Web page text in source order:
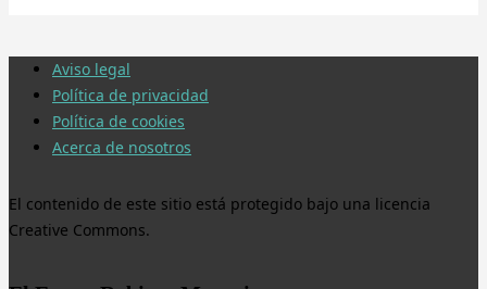
Aviso legal
Política de privacidad
Política de cookies
Acerca de nosotros
El contenido de este sitio está protegido bajo una licencia
Creative Commons.